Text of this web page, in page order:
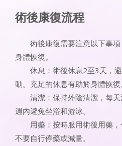
術後康復流程
術後康復需要注意以下事
身體恢復。
休息：術後休息2至3天，
動。充足的休息有助於身體恢復
清潔：保持外陰清潔，每
週內避免坐浴和游泳。
用藥：按時服用術後用藥，
不要自行停藥或減量。